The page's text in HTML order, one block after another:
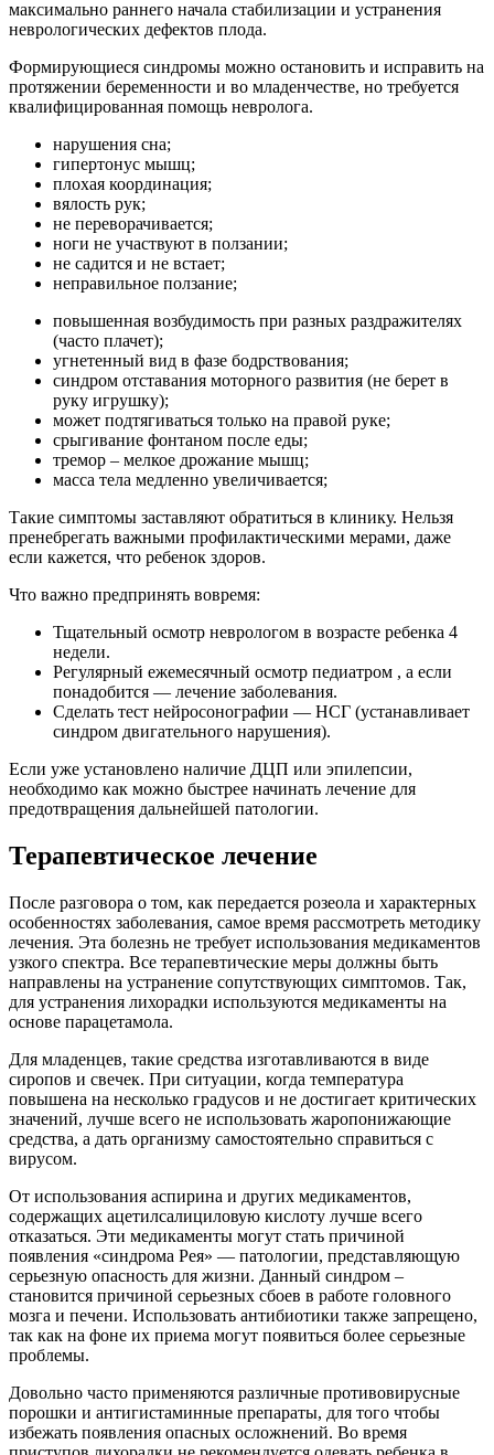
максимально раннего начала стабилизации и устранения
неврологических дефектов плода.
Формирующиеся синдромы можно остановить и исправить на
протяжении беременности и во младенчестве, но требуется
квалифицированная помощь невролога.
нарушения сна;
гипертонус мышц;
плохая координация;
вялость рук;
не переворачивается;
ноги не участвуют в ползании;
не садится и не встает;
неправильное ползание;
повышенная возбудимость при разных раздражителях
(часто плачет);
угнетенный вид в фазе бодрствования;
синдром отставания моторного развития (не берет в
руку игрушку);
может подтягиваться только на правой руке;
срыгивание фонтаном после еды;
тремор – мелкое дрожание мышц;
масса тела медленно увеличивается;
Такие симптомы заставляют обратиться в клинику. Нельзя
пренебрегать важными профилактическими мерами, даже
если кажется, что ребенок здоров.
Что важно предпринять вовремя:
Тщательный осмотр неврологом в возрасте ребенка 4
недели.
Регулярный ежемесячный осмотр педиатром , а если
понадобится — лечение заболевания.
Сделать тест нейросонографии — НСГ (устанавливает
синдром двигательного нарушения).
Если уже установлено наличие ДЦП или эпилепсии,
необходимо как можно быстрее начинать лечение для
предотвращения дальнейшей патологии.
Терапевтическое лечение
После разговора о том, как передается розеола и характерных
особенностях заболевания, самое время рассмотреть методику
лечения. Эта болезнь не требует использования медикаментов
узкого спектра. Все терапевтические меры должны быть
направлены на устранение сопутствующих симптомов. Так,
для устранения лихорадки используются медикаменты на
основе парацетамола.
Для младенцев, такие средства изготавливаются в виде
сиропов и свечек. При ситуации, когда температура
повышена на несколько градусов и не достигает критических
значений, лучше всего не использовать жаропонижающие
средства, а дать организму самостоятельно справиться с
вирусом.
От использования аспирина и других медикаментов,
содержащих ацетилсалициловую кислоту лучше всего
отказаться. Эти медикаменты могут стать причиной
появления «синдрома Рея» — патологии, представляющую
серьезную опасность для жизни. Данный синдром –
становится причиной серьезных сбоев в работе головного
мозга и печени. Использовать антибиотики также запрещено,
так как на фоне их приема могут появиться более серьезные
проблемы.
Довольно часто применяются различные противовирусные
порошки и антигистаминные препараты, для того чтобы
избежать появления опасных осложнений. Во время